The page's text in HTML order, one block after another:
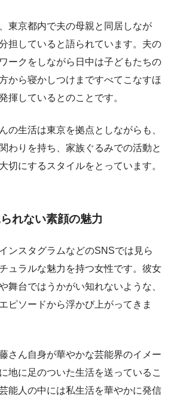
東京都内で夫の母親と同居しなが
担していると語られています。夫の
ークをしながら日中は子どもたちの
から寝かしつけまですべてこなすほ
揮しているとのことです。
の生活は東京を拠点としながらも、
わりを持ち、家族ぐるみでの活動と
切にするスタイルをとっています。
れない素顔の魅力
ンスタグラムなどのSNSでは見ら
ュラルな魅力を持つ女性です。彼女
舞台ではうかがい知れないような、
ピソードから浮かび上がってきま
さん自身が華やかな芸能界のイメー
地に足のついた生活を送っているこ
能人の中には私生活を華やかに発信